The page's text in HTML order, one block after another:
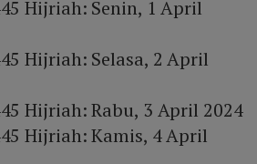
Hijriah: Senin, 1 April
Hijriah: Selasa, 2 April
Hijriah: Rabu, 3 April 2024
Hijriah: Kamis, 4 April